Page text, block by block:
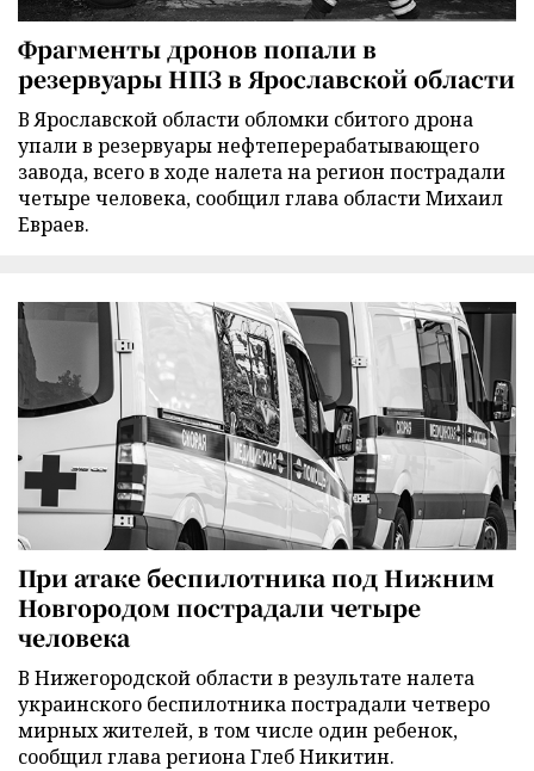
Фрагменты дронов попали в
резервуары НПЗ в Ярославской области
В Ярославской области обломки сбитого дрона
упали в резервуары нефтеперерабатывающего
завода, всего в ходе налета на регион пострадали
четыре человека, сообщил глава области Михаил
Евраев.
При атаке беспилотника под Нижним
Новгородом пострадали четыре
человека
В Нижегородской области в результате налета
украинского беспилотника пострадали четверо
мирных жителей, в том числе один ребенок,
сообщил глава региона Глеб Никитин.